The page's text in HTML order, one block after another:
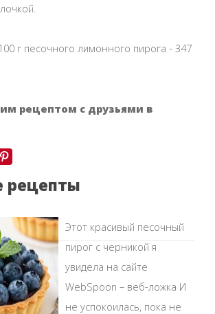
г песочного лимонного пирога - 347
рецептом с друзьями в
рецепты
Этот красивый песочный
пирог с черникой я
увидела на сайте
WebSpoon – веб-ложка И
не успокоилась, пока не